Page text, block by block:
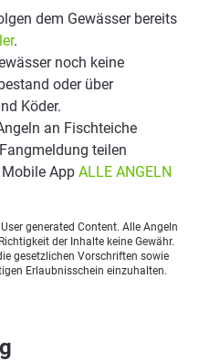
dem Gewässer bereits
.
noch keine
oder über
Köder.
an Fischteiche
teilen
App ALLE ANGELN
generated Content. Alle Angeln
der Inhalte keine Gewähr.
gesetzlichen Vorschriften sowie
Erlaubnisschein einzuhalten.